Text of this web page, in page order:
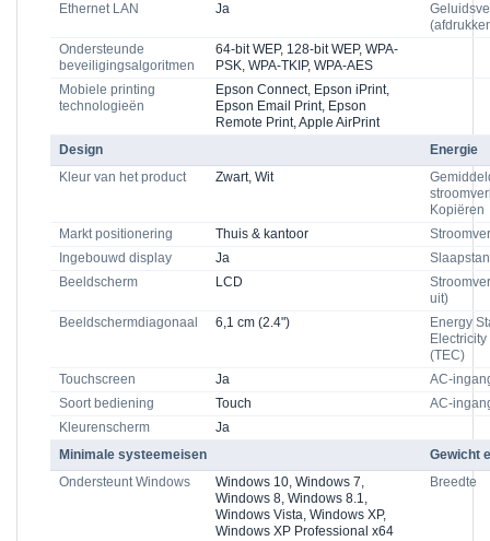
Ethernet LAN
Ja
Ondersteunde
beveiligingsalgoritmen
64-bit WEP, 128-bit WEP, WPA-
PSK, WPA-TKIP, WPA-AES
Mobiele printing
technologieën
Epson Connect, Epson iPrint,
Epson Email Print, Epson
Remote Print, Apple AirPrint
Design
Energie
Kleur van het product
Zwart, Wit
Kopiëren
Markt positionering
Thuis & kantoor
Ingebouwd display
Ja
Beeldscherm
LCD
uit)
Beeldschermdiagonaal
6,1 cm (2.4")
Energy
(TEC)
Touchscreen
Ja
AC-
Soort bediening
Touch
AC-
Kleurenscherm
Ja
Minimale systeemeisen
Gewicht
Ondersteunt Windows
Windows 10, Windows 7,
Windows 8, Windows 8.1,
Windows Vista, Windows XP,
Windows XP Professional x64
Breedte